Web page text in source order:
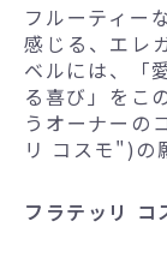
フルーティー
感じる、エレ
ベルには、「
る喜び」をこ
うオーナーの
リ コスモ")の
フラテッリ コ